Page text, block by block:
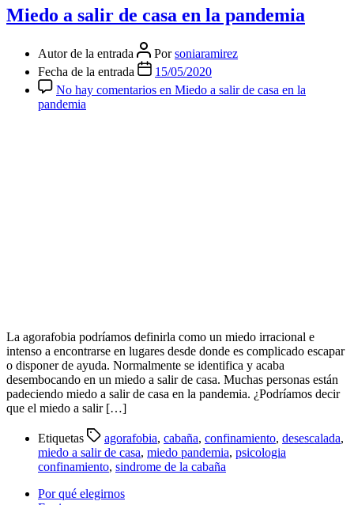
Miedo a salir de casa en la pandemia
Autor de la entrada Porsoniaramirez
Fecha de la entrada
15/05/2020
No hay comentarios en Miedo a salir de casa en la
pandemia
La agorafobia podríamos definirla como un miedo irracional e
intenso a encontrarse en lugares desde donde es complicado escapar
o disponer de ayuda. Normalmente se identifica y acaba
desembocando en un miedo a salir de casa. Muchas personas están
padeciendo miedo a salir de casa en la pandemia. ¿Podríamos decir
que el miedo a salir […]
Etiquetas agorafobia, cabaña, confinamiento, desescalada,
miedo a salir de casa, miedo pandemia, psicologia
confinamiento, sindrome de la cabaña
Por qué elegirnos